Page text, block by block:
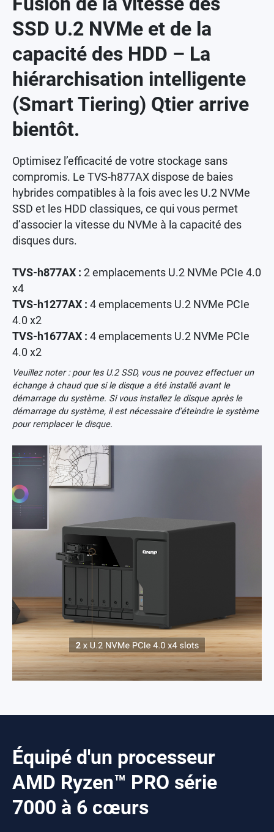
SSD U.2 NVMe et de la
capacité des HDD – La
hiérarchisation intelligente
(Smart Tiering) Qtier arrive
bientôt.
Optimisez l’efficacité de votre stockage sans
compromis. Le TVS-h877AX dispose de baies
hybrides compatibles à la fois avec les U.2 NVMe
SSD et les HDD classiques, ce qui vous permet
d’associer la vitesse du NVMe à la capacité des
disques durs.
TVS-h877AX : 2 emplacements U.2 NVMe PCIe 4.0
x4
TVS-h1277AX : 4 emplacements U.2 NVMe PCIe
4.0 x2
TVS-h1677AX : 4 emplacements U.2 NVMe PCIe
4.0 x2
Veuillez noter : pour les U.2 SSD, vous ne pouvez effectuer un
échange à chaud que si le disque a été installé avant le
démarrage du système. Si vous installez le disque après le
démarrage du système, il est nécessaire d’éteindre le système
pour remplacer le disque.
Équipé d'un processeur
AMD Ryzen™ PRO série
7000 à 6 cœurs